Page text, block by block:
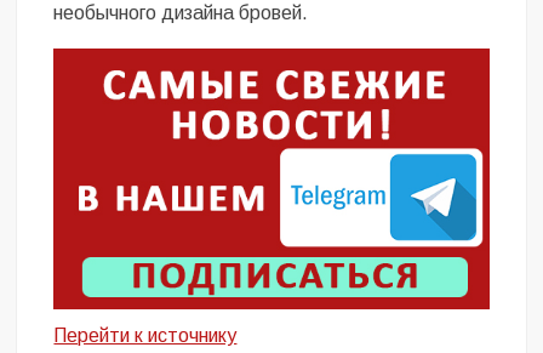
необычного дизайна бровей.
Перейти к источнику